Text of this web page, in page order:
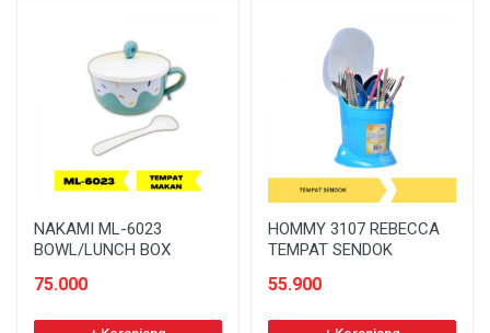
NAKAMI ML-6023
BOWL/LUNCH BOX
75.000
HOMMY 3107 REBECCA
TEMPAT SENDOK
55.900